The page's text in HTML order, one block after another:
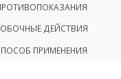
ДЕЙСТВИЯ
ПРИМЕНЕНИЯ